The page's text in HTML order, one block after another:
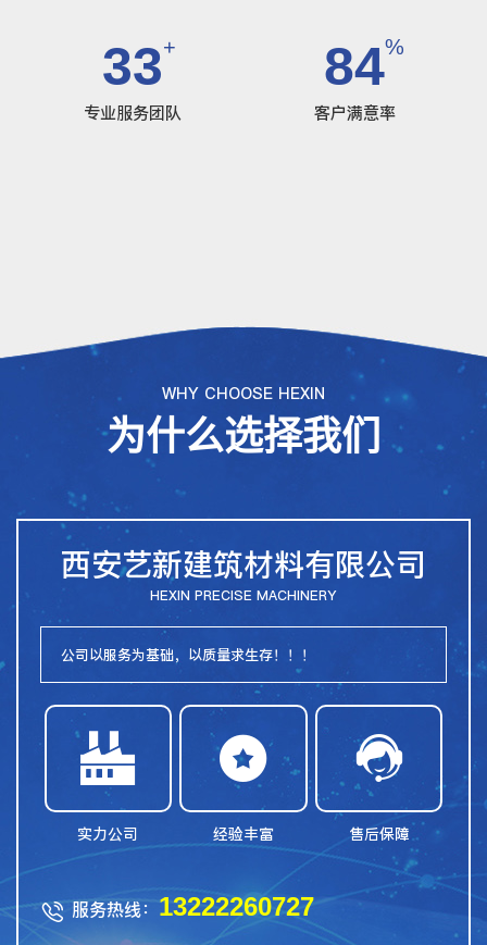
35+
专业服务团队
90%
客户满意率
WHY CHOOSE HEXIN
为什么选择我们
西安艺新建筑材料有限公司
HEXIN PRECISE MACHINERY
公司以服务为基础，以质量求生存！！！

实力公司

经验丰富

售后保障
 服务热线： 13222260727